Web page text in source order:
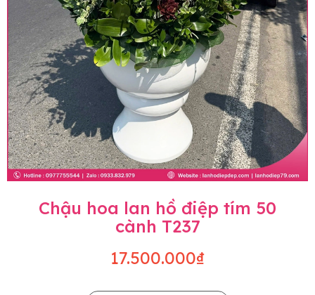
Chậu hoa lan hồ điệp tím 50
cành T237
17.500.000₫